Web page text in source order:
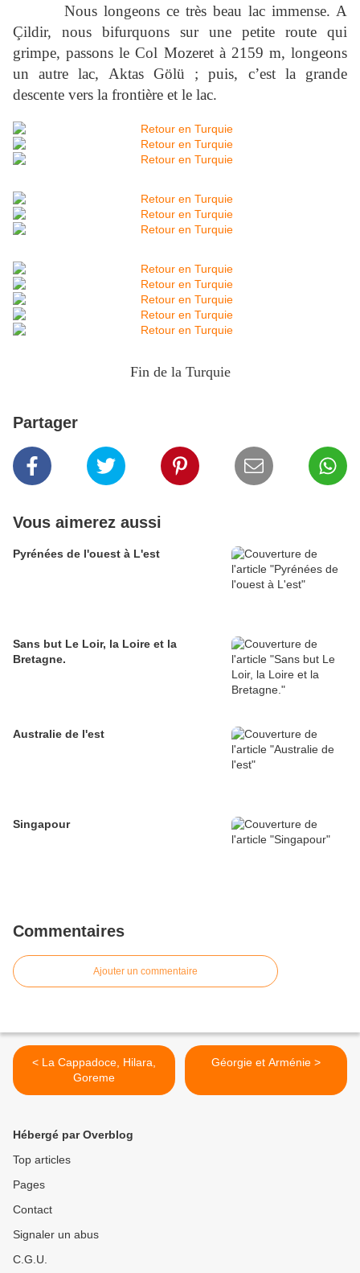
Nous longeons ce très beau lac immense. A
Çildir, nous bifurquons sur une petite route qui
grimpe, passons le Col Mozeret à 2159 m, longeons
un autre lac, Aktas Gölü ; puis, c’est la grande
descente vers la frontière et le lac.
Fin de la Turquie
Partager
Vous aimerez aussi
Pyrénées de l'ouest à L'est
Sans but Le Loir, la Loire et la
Bretagne.
Australie de l'est
Singapour
Commentaires
Ajouter un commentaire
< La Cappadoce, Hilara,
Goreme
Géorgie et Arménie >
Hébergé par Overblog
Top articles
Pages
Contact
Signaler un abus
C.G.U.